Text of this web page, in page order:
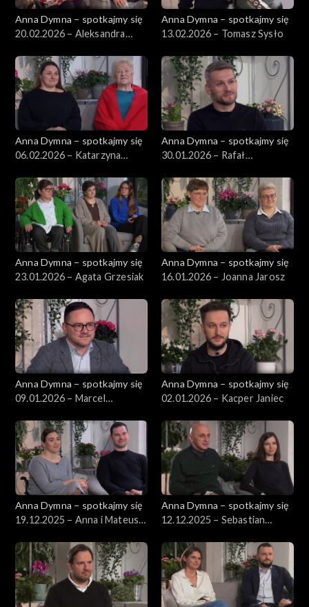
Anna Dymna – spotkajmy się
20.02.2026 – Aleksandra
Anna Dymna – spotkajmy się
13.02.2026 – Tomasz Sysło
Anna Dymna – spotkajmy się
06.02.2026 – Katarzyna
Anna Dymna – spotkajmy się
30.01.2026 – Rafał
Anna Dymna – spotkajmy się
23.01.2026 – Agata Grzesiak
Anna Dymna – spotkajmy się
16.01.2026 – Joanna Jarosz
Anna Dymna – spotkajmy się
09.01.2026 – Marcel
Anna Dymna – spotkajmy się
02.01.2026 – Kacper Janiec
Anna Dymna – spotkajmy się
19.12.2025 – Anna i Mateusz
Anna Dymna – spotkajmy się
12.12.2025 – Sebastian